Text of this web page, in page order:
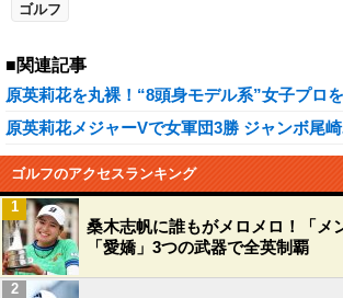
ゴルフ
■関連記事
原英莉花を丸裸！“8頭身モデル系”女子プロ
原英莉花メジャーVで女軍団3勝 ジャンボ尾
ゴルフのアクセスランキング
桑木志帆に誰もがメロメロ！「メ
「愛嬌」3つの武器で全英制覇
1
2